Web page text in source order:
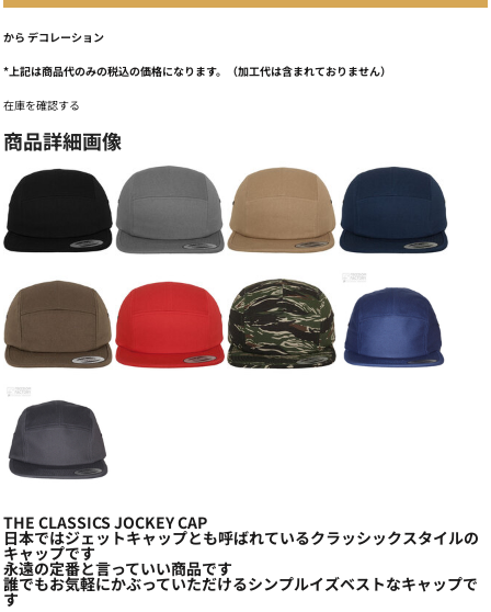
から デコレーション
*上記は商品代のみの税込の価格になります。（加工代は含まれておりません）
在庫を確認する
商品詳細画像
THE CLASSICS JOCKEY CAP
日本ではジェットキャップとも呼ばれているクラッシックスタイルの
キャップです
永遠の定番と言っていい商品です
誰でもお気軽にかぶっていただけるシンプルイズベストなキャップで
す